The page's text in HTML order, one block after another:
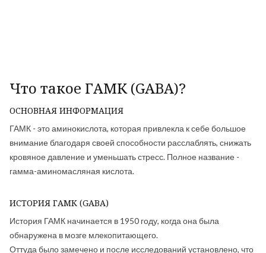
Что такое ГАМК (GABA)?
ОСНОВНАЯ ИНФОРМАЦИЯ
ГАМК - это аминокислота, которая привлекла к себе большое
внимание благодаря своей способности расслаблять, снижать
кровяное давление и уменьшать стресс. Полное название -
гамма-аминомасляная кислота.
ИСТОРИЯ ГАМК (GABA)
История ГАМК начинается в 1950 году, когда она была
обнаружена в мозге млекопитающего.
Оттуда было замечено и после исследований установлено, что